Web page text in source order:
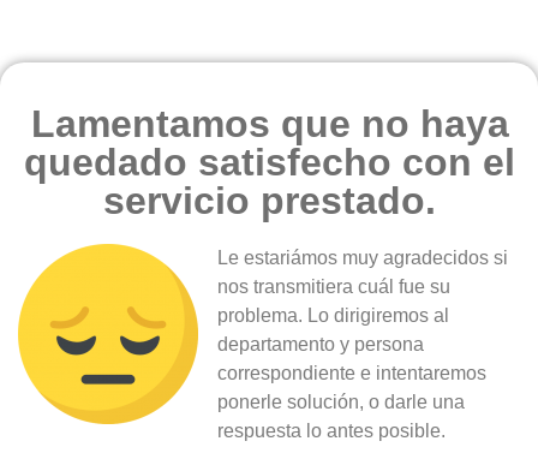
Lamentamos que no haya
quedado satisfecho con el
servicio prestado.
Le estariámos muy agradecidos si
nos transmitiera cuál fue su
problema. Lo dirigiremos al
departamento y persona
correspondiente e intentaremos
ponerle solución, o darle una
respuesta lo antes posible.